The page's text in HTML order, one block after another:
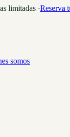
limitadas ·Reserva
somos